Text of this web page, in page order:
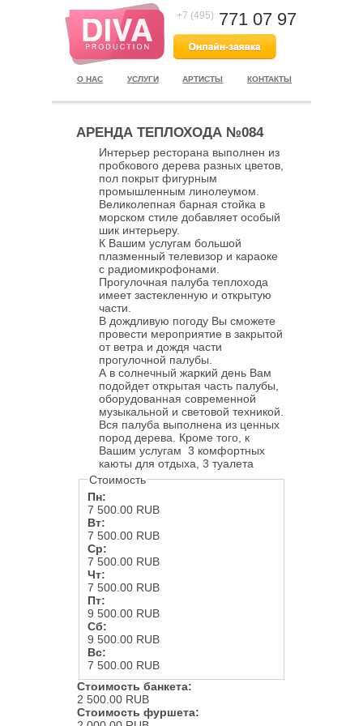
+7 (495) 771 07 97
О НАС УСЛУГИ АРТИСТЫ КОНТАКТЫ
АРЕНДА ТЕПЛОХОДА №084
Интерьер ресторана выполнен из
пробкового дерева разных цветов,
пол покрыт фигурным
промышленным линолеумом.
Великолепная барная стойка в
морском стиле добавляет особый
шик интерьеру.
К Вашим услугам большой
плазменный телевизор и караоке
с радиомикрофонами.
Прогулочная палуба теплохода
имеет застекленную и открытую
части.
В дождливую погоду Вы сможете
провести мероприятие в закрытой
от ветра и дождя части
прогулочной палубы.
А в солнечный жаркий день Вам
подойдет открытая часть палубы,
оборудованная современной
музыкальной и световой техникой.
Вся палуба выполнена из ценных
пород дерева. Кроме того, к
Вашим услугам 3 комфортных
каюты для отдыха, 3 туалета
Стоимость
Пн:
7 500.00 RUB
Вт:
7 500.00 RUB
Ср:
7 500.00 RUB
Чт:
7 500.00 RUB
Пт:
9 500.00 RUB
Сб:
9 500.00 RUB
Вс:
7 500.00 RUB
Стоимость банкета:
2 500.00 RUB
Стоимость фуршета: